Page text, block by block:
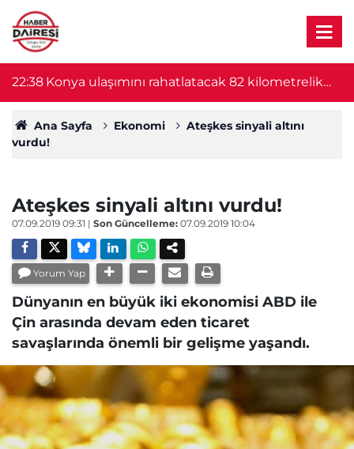
22:38 Konya ulaşımını rahatlatacak 82 kilometrelik
proje başlıyor! Bakan Uraloğlu duyurdu
Ana Sayfa Ekonomi
Ateşkes sinyali altını
vurdu!
Ateşkes sinyali altını vurdu!
07.09.2019 09:31 | Son Güncelleme: 07.09.2019 10:04
Yorum Yap
Dünyanın en büyük iki ekonomisi ABD ile
Çin arasında devam eden ticaret
savaşlarında önemli bir gelişme yaşandı.